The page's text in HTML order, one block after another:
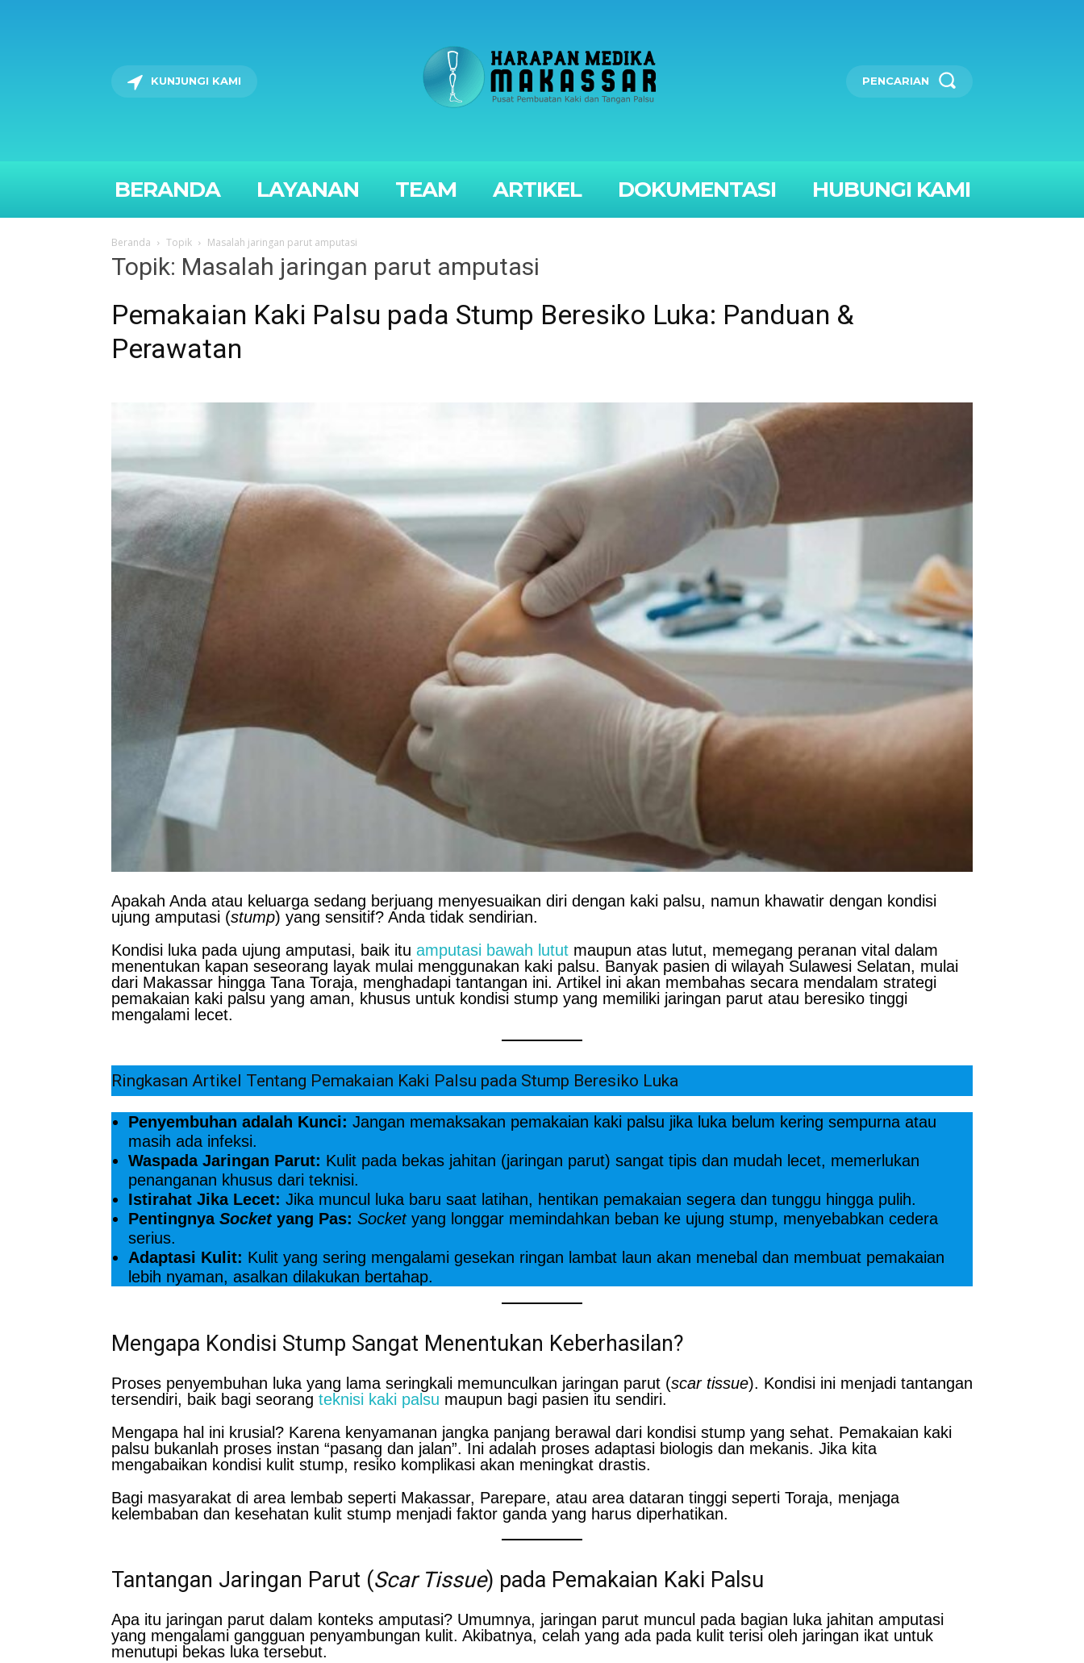
KUNJUNGI KAMI PENCARIAN
BERANDA LAYANAN TEAM ARTIKEL DOKUMENTASI HUBUNGI KAMI
Beranda Topik Masalah jaringan parut amputasi
Topik: Masalah jaringan parut amputasi
Pemakaian Kaki Palsu pada Stump Beresiko Luka: Panduan &
Perawatan
Apakah Anda atau keluarga sedang berjuang menyesuaikan diri dengan kaki palsu, namun khawatir dengan kondisi
ujung amputasi (stump) yang sensitif? Anda tidak sendirian.
Kondisi luka pada ujung amputasi, baik itu amputasi bawah lutut maupun atas lutut, memegang peranan vital dalam
menentukan kapan seseorang layak mulai menggunakan kaki palsu. Banyak pasien di wilayah Sulawesi Selatan, mulai
dari Makassar hingga Tana Toraja, menghadapi tantangan ini. Artikel ini akan membahas secara mendalam strategi
pemakaian kaki palsu yang aman, khusus untuk kondisi stump yang memiliki jaringan parut atau beresiko tinggi
mengalami lecet.
Ringkasan Artikel Tentang Pemakaian Kaki Palsu pada Stump Beresiko Luka
Penyembuhan adalah Kunci: Jangan memaksakan pemakaian kaki palsu jika luka belum kering sempurna atau
masih ada infeksi.
Waspada Jaringan Parut: Kulit pada bekas jahitan (jaringan parut) sangat tipis dan mudah lecet, memerlukan
penanganan khusus dari teknisi.
Istirahat Jika Lecet: Jika muncul luka baru saat latihan, hentikan pemakaian segera dan tunggu hingga pulih.
Pentingnya Socketyang Pas: Socketyang longgar memindahkan beban ke ujung stump, menyebabkan cedera
serius.
Adaptasi Kulit: Kulit yang sering mengalami gesekan ringan lambat laun akan menebal dan membuat pemakaian
lebih nyaman, asalkan dilakukan bertahap.
Mengapa Kondisi Stump Sangat Menentukan Keberhasilan?
Proses penyembuhan luka yang lama seringkali memunculkan jaringan parut (scar tissue). Kondisi ini menjadi tantangan
tersendiri, baik bagi seorang teknisi kaki palsu maupun bagi pasien itu sendiri.
Mengapa hal ini krusial? Karena kenyamanan jangka panjang berawal dari kondisi stump yang sehat. Pemakaian kaki
palsu bukanlah proses instan “pasang dan jalan”. Ini adalah proses adaptasi biologis dan mekanis. Jika kita
mengabaikan kondisi kulit stump, resiko komplikasi akan meningkat drastis.
Bagi masyarakat di area lembab seperti Makassar, Parepare, atau area dataran tinggi seperti Toraja, menjaga
kelembaban dan kesehatan kulit stump menjadi faktor ganda yang harus diperhatikan.
Tantangan Jaringan Parut (Scar Tissue) pada Pemakaian Kaki Palsu
Apa itu jaringan parut dalam konteks amputasi? Umumnya, jaringan parut muncul pada bagian luka jahitan amputasi
yang mengalami gangguan penyambungan kulit. Akibatnya, celah yang ada pada kulit terisi oleh jaringan ikat untuk
menutupi bekas luka tersebut.